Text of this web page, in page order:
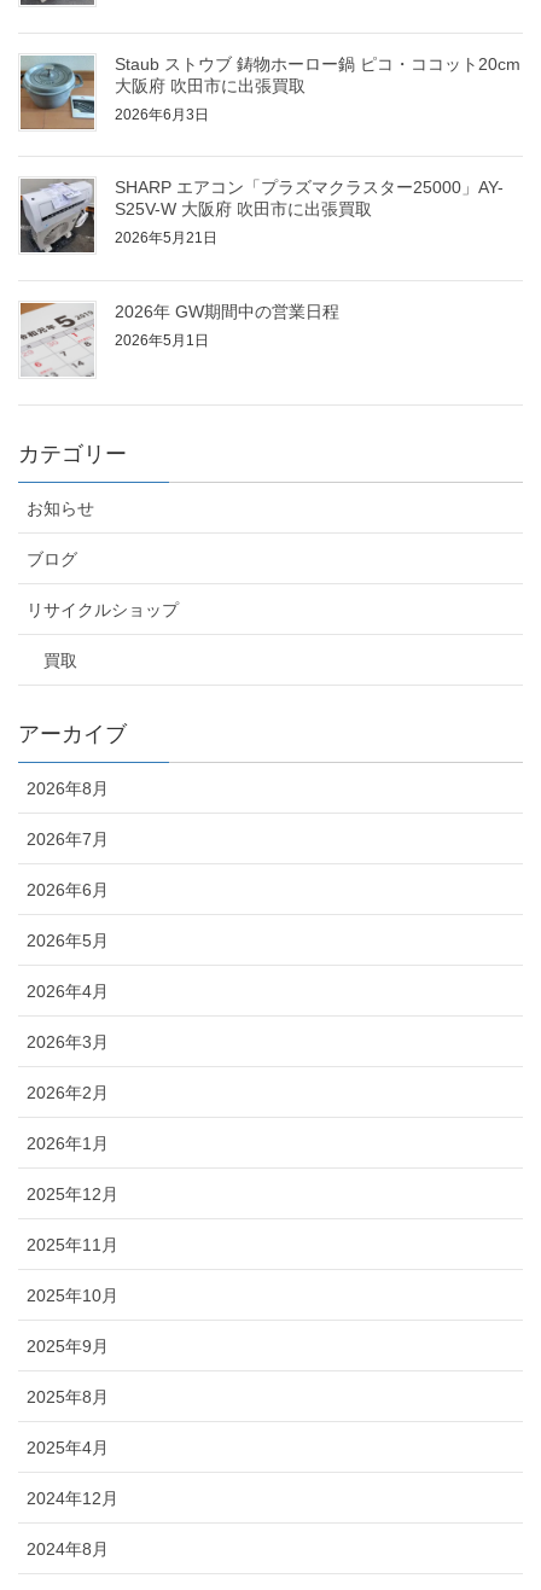
Staub ストウブ 鋳物ホーロー鍋 ピコ・ココット20cm
大阪府 吹田市に出張買取
2026年6月3日
SHARP エアコン「プラズマクラスター25000」AY-
S25V-W 大阪府 吹田市に出張買取
2026年5月21日
2026年 GW期間中の営業日程
2026年5月1日
カテゴリー
お知らせ
ブログ
リサイクルショップ
買取
アーカイブ
2026年8月
2026年7月
2026年6月
2026年5月
2026年4月
2026年3月
2026年2月
2026年1月
2025年12月
2025年11月
2025年10月
2025年9月
2025年8月
2025年4月
2024年12月
2024年8月